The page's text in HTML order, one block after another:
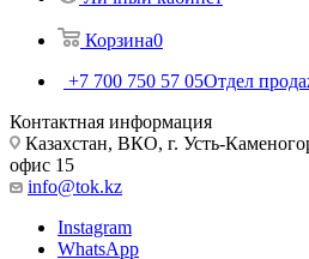
Корзина0
+7 700 750 57 05Отдел
Контактная информация
Казахстан, ВКО, г. Усть-
офис 15
info@tok.kz
Instagram
WhatsApp